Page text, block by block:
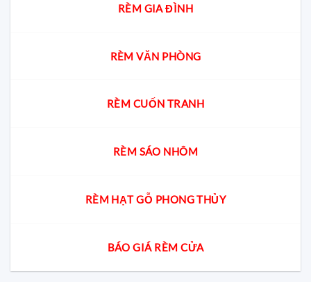
RÈM GIA ĐÌNH
RÈM VĂN PHÒNG
RÈM CUỐN TRANH
RÈM SÁO NHÔM
RÈM HẠT GỖ PHONG THỦY
BÁO GIÁ RÈM CỬA